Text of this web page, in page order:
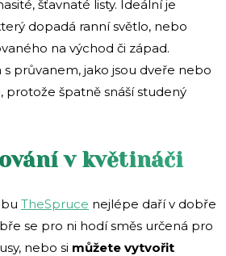
šťavnaté listy. Ideální je
dopadá ranní světlo, nebo
na východ či západ.
s průvanem, jako jsou dveře nebo
protože špatně snáší studený
v květináči
TheSpruce nejlépe daří v dobře
se pro ni hodí směs určená pro
nebo si můžete vytvořit